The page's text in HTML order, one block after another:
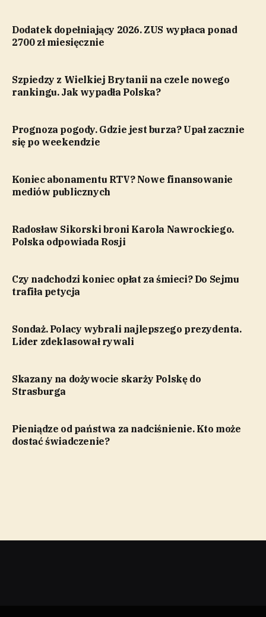
Dodatek dopełniający 2026. ZUS wypłaca ponad
2700 zł miesięcznie
Szpiedzy z Wielkiej Brytanii na czele nowego
rankingu. Jak wypadła Polska?
Prognoza pogody. Gdzie jest burza? Upał zacznie
się po weekendzie
Koniec abonamentu RTV? Nowe finansowanie
mediów publicznych
Radosław Sikorski broni Karola Nawrockiego.
Polska odpowiada Rosji
Czy nadchodzi koniec opłat za śmieci? Do Sejmu
trafiła petycja
Sondaż. Polacy wybrali najlepszego prezydenta.
Lider zdeklasował rywali
Skazany na dożywocie skarży Polskę do
Strasburga
Pieniądze od państwa za nadciśnienie. Kto może
dostać świadczenie?